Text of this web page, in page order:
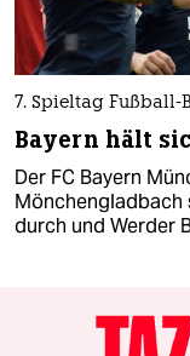
7. Spieltag Fußball-
Bayern hält
Der FC Bayern
durch und Werder